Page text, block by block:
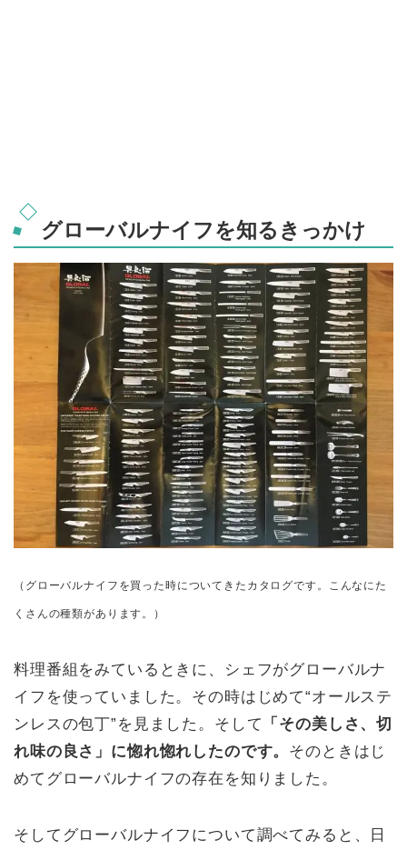
グローバルナイフを知るきっかけ
（グローバルナイフを買った時についてきたカタログです。こんなにた
くさんの種類があります。）
料理番組をみているときに、シェフがグローバルナ
イフを使っていました。その時はじめて“オールステ
ンレスの包丁”を見ました。そして
「その美しさ、切
れ味の良さ」に惚れ惚れしたのです。 そのときはじ
めてグローバルナイフの存在を知りました。
そしてグローバルナイフについて調べてみると、日